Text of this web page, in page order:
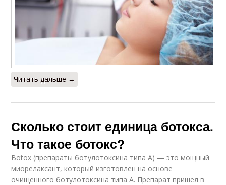
Читать дальше →
Сколько стоит единица ботокса.
Что такое ботокс?
Botox (препараты ботулотоксина типа А) — это мощный
миорелаксант, который изготовлен на основе
очищенного ботулотоксина типа А. Препарат пришел в